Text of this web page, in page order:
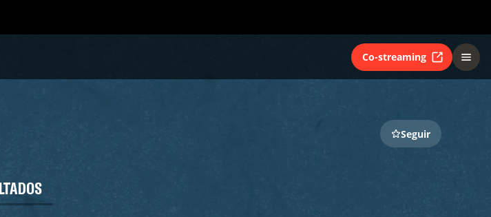
Co-streaming
Seguir